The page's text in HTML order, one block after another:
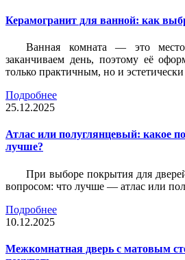
Керамогранит для ванной: как
Ванная комната — это
заканчиваем день, поэтому её
только практичным, но и
Подробнее
25.12.2025
Атлас или полуглянцевый: какое
лучше?
При выборе покрытия для
вопросом: что лучше — атлас или
Подробнее
10.12.2025
Межкомнатная дверь с матовым